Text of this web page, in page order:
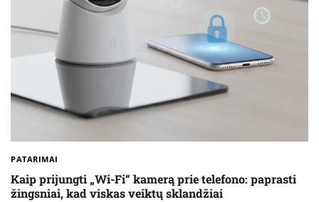
PATARIMAI
Kaip prijungti „Wi-Fi“ kamerą prie telefono: paprasti
žingsniai, kad viskas veiktų sklandžiai